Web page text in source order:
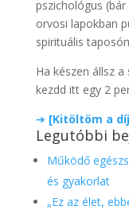
pszichológus
orvosi lapokban
spirituális
Ha készen állsz
kezdd itt egy 2
➔ [Kitöltöm a
Legutóbbi
Működő
és gyakorlat
„Ez az élet,